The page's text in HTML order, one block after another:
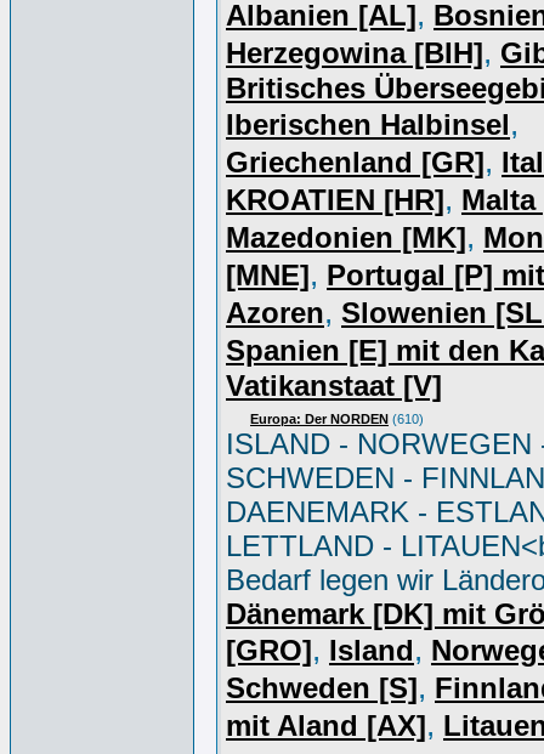
Albanien [AL],
Herzegowina [BIH],
Britisches
Iberischen Halbinsel,
Griechenland [GR],
KROATIEN [HR], Malta
Mazedonien [MK],
[MNE], Portugal [P]
Azoren, Slowenien
Spanien [E] mit den
Vatikanstaat [V]
Europa: Der NORDEN (610)
ISLAND - NORWEGEN
SCHWEDEN -
DAENEMARK -
LETTLAND -
Bedarf legen wir
Dänemark [DK] mit
[GRO], Island,
Schweden [S],
mit Aland [AX],